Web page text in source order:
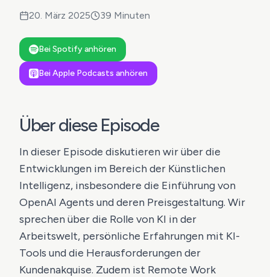
20. März 2025 39 Minuten
Bei Spotify anhören
Bei Apple Podcasts anhören
Über diese Episode
In dieser Episode diskutieren wir über die
Entwicklungen im Bereich der Künstlichen
Intelligenz, insbesondere die Einführung von
OpenAI Agents und deren Preisgestaltung. Wir
sprechen über die Rolle von KI in der
Arbeitswelt, persönliche Erfahrungen mit KI-
Tools und die Herausforderungen der
Kundenakquise. Zudem ist Remote Work